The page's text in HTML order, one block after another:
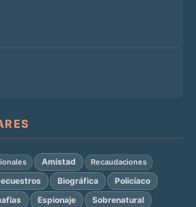
Amistad Recaudaciones
Biográfica
Policíaco
Espionaje
Sobrenatural